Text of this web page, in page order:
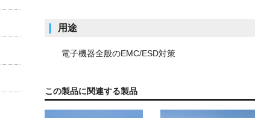
用途
電子機器全般のEMC/ESD対策
この製品に関連する製品